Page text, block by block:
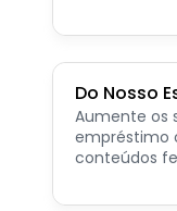
Do Nosso
Aumente os
empréstimo
conteúdos